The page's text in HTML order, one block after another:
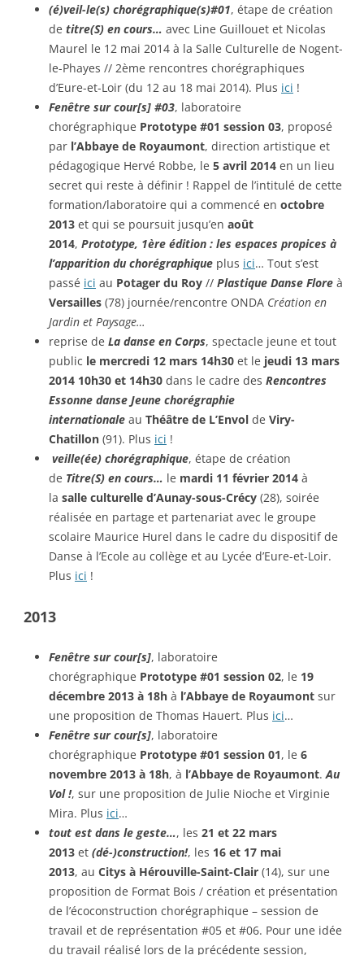
(é)veil-le(s) chorégraphique(s)#01, étape de création
de titre(S) en cours… avec Line Guillouet et Nicolas
Maurel le 12 mai 2014 à la Salle Culturelle de Nogent-
le-Phayes // 2ème rencontres chorégraphiques
d’Eure-et-Loir (du 12 au 18 mai 2014). Plus ici !
Fenêtre sur cour[s] #03, laboratoire
chorégraphique Prototype #01 session 03, proposé
par l’Abbaye de Royaumont, direction artistique et
pédagogique Hervé Robbe, le 5 avril 2014 en un lieu
secret qui reste à définir ! Rappel de l’intitulé de cette
formation/laboratoire qui a commencé en octobre
2013 et qui se poursuit jusqu’en août
2014, Prototype, 1ère édition : les espaces propices à
l’apparition du chorégraphique plus ici… Tout s’est
passé ici au Potager du Roy // Plastique Danse Flore à
Versailles (78) journée/rencontre ONDA Création en
Jardin et Paysage…
reprise de La danse en Corps, spectacle jeune et tout
public le mercredi 12 mars 14h30 et le jeudi 13 mars
2014 10h30 et 14h30 dans le cadre des Rencontres
Essonne danse Jeune chorégraphie
internationale au Théâtre de L’Envol de Viry-
Chatillon (91). Plus ici !
veille(ée) chorégraphique, étape de création
de Titre(S) en cours… le mardi 11 février 2014 à
la salle culturelle d’Aunay-sous-Crécy (28), soirée
réalisée en partage et partenariat avec le groupe
scolaire Maurice Hurel dans le cadre du dispositif de
Danse à l’Ecole au collège et au Lycée d’Eure-et-Loir.
Plus ici !
2013
Fenêtre sur cour[s], laboratoire
chorégraphique Prototype #01 session 02, le 19
décembre 2013 à 18h à l’Abbaye de Royaumont sur
une proposition de Thomas Hauert. Plus ici…
Fenêtre sur cour[s], laboratoire
chorégraphique Prototype #01 session 01, le 6
novembre 2013 à 18h, à l’Abbaye de Royaumont.Au
Vol !, sur une proposition de Julie Nioche et Virginie
Mira. Plus ici…
tout est dans le geste…, les 21 et 22 mars
2013 et (dé-)construction!, les 16 et 17 mai
2013, au Citys à Hérouville-Saint-Clair (14), sur une
proposition de Format Bois / création et présentation
de l’écoconstruction chorégraphique – session de
travail et de représentation #05 et #06. Pour une idée
du travail réalisé lors de la précédente session,